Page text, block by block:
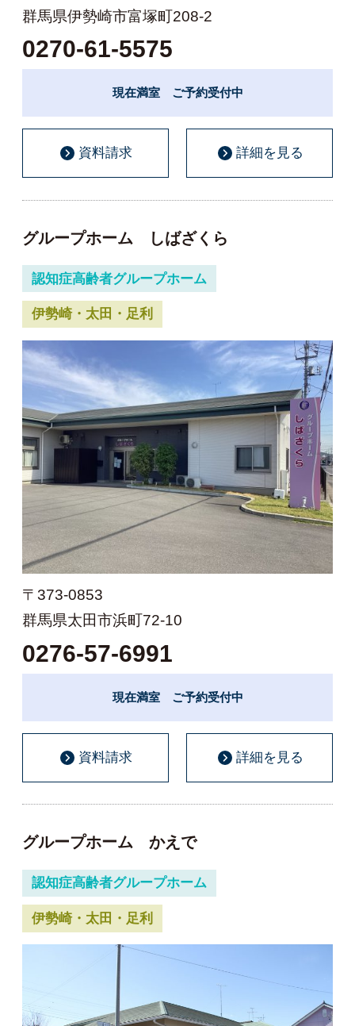
群馬県伊勢崎市富塚町208-2
0270-61-5575
現在満室 ご予約受付中
資料請求 詳細を見る
グループホーム しばざくら
認知症高齢者グループホーム
伊勢崎・太田・足利
〒373-0853
群馬県太田市浜町72-10
0276-57-6991
現在満室 ご予約受付中
資料請求 詳細を見る
グループホーム かえで
認知症高齢者グループホーム
伊勢崎・太田・足利